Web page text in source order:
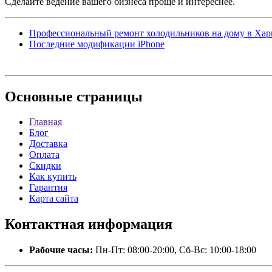
Профессиональный ремонт холодильников на дому в
Последние модификации iPhone
Основные страницы
Главная
Блог
Доставка
Оплата
Скидки
Как купить
Гарантия
Карта сайта
Контактная информация
Рабочие часы: Пн-Пт: 08:00-20:00, Сб-Вс: 10:00-18:00